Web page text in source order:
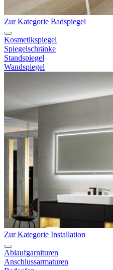
Zur Kategorie Badspiegel
Kosmetikspiegel
Spiegelschränke
Standspiegel
Wandspiegel
Zur Kategorie Installation
Ablaufgarnituren
Anschlussarmaturen